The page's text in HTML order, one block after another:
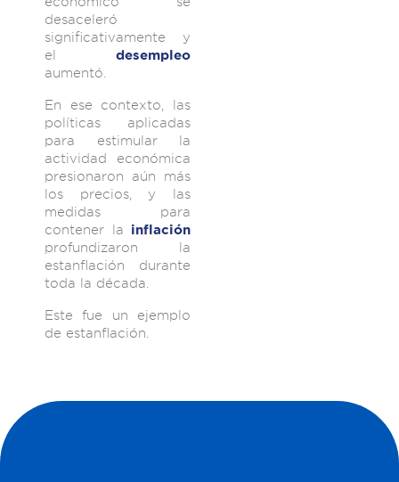
desaceleró
significativamente y
el desempleo
aumentó.
En ese contexto, las
políticas aplicadas
para estimular la
actividad económica
presionaron aún más
los precios, y las
medidas para
contener la inflación
profundizaron la
estanflación durante
toda la década.
Este fue un ejemplo
de estanflación.